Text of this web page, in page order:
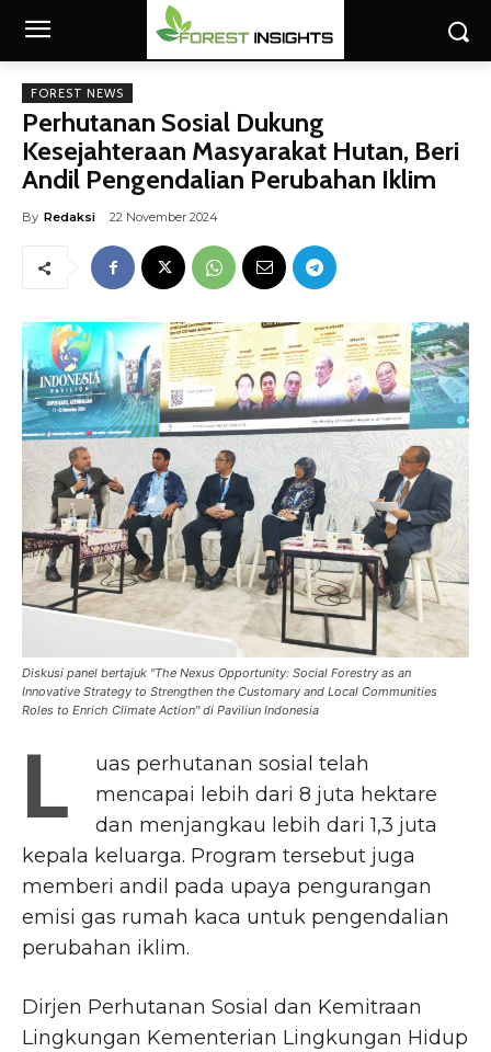
FOREST NEWS
Perhutanan Sosial Dukung
Kesejahteraan Masyarakat Hutan, Beri
Andil Pengendalian Perubahan Iklim
By Redaksi 22 November 2024
Diskusi panel bertajuk "The Nexus Opportunity: Social Forestry as an
Innovative Strategy to Strengthen the Customary and Local Communities
Roles to Enrich Climate Action" di Paviliun Indonesia
L
uas perhutanan sosial telah
mencapai lebih dari 8 juta hektare
dan menjangkau lebih dari 1,3 juta
kepala keluarga. Program tersebut juga
memberi andil pada upaya pengurangan
emisi gas rumah kaca untuk pengendalian
perubahan iklim.
Dirjen Perhutanan Sosial dan Kemitraan
Lingkungan Kementerian Lingkungan Hidup